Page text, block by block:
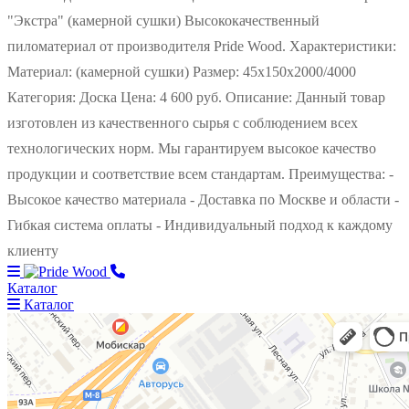
"Экстра" (камерной сушки) Высококачественный
пиломатериал от производителя Pride Wood. Характеристики:
Материал: (камерной сушки) Размер: 45х150х2000/4000
Категория: Доска Цена: 4 600 руб. Описание: Данный товар
изготовлен из качественного сырья с соблюдением всех
технологических норм. Мы гарантируем высокое качество
продукции и соответствие всем стандартам. Преимущества: -
Высокое качество материала - Доставка по Москве и области -
Гибкая система оплаты - Индивидуальный подход к каждому
клиенту
Каталог
Каталог